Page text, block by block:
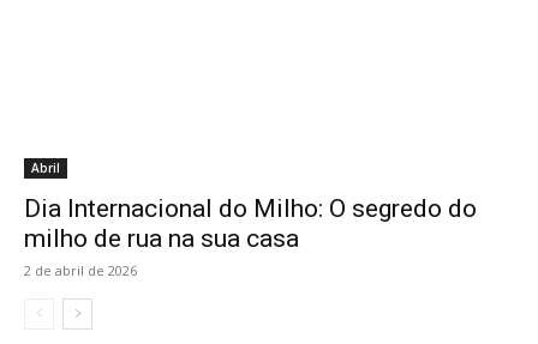
Abril
Dia Internacional do Milho: O segredo do
milho de rua na sua casa
2 de abril de 2026